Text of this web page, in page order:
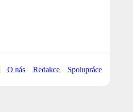
O nás Redakce Spolupráce